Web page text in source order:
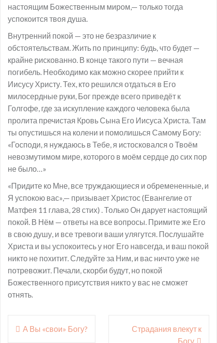
настоящим Божественным миром,— только тогда
успокоится твоя душа.
Внутренний покой — это не безразличие к
обстоятельствам. Жить по принципу: будь, что будет —
крайне рискованно. В конце такого пути — вечная
погибель. Необходимо как можно скорее прийти к
Иисусу Христу. Тех, кто решился отдаться в Его
милосердные руки, Бог прежде всего приведёт к
Голгофе, где за искупление каждого человека была
пролита пречистая Кровь Сына Его Иисуса Христа. Там
ты опустишься на колени и помолишься Самому Богу:
«Господи, я нуждаюсь в Тебе, я истосковался о Твоём
невозмутимом мире, которого в моём сердце до сих пор
не было…»
«Придите ко Мне, все труждающиеся и обремененные, и
Я успокою вас»,— призывает Христос (Евангелие от
Матфея 11 глава, 28 стих) . Только Он дарует настоящий
покой. В Нём — ответы на все вопросы. Примите же Его
в свою душу, и все тревоги ваши улягутся. Послушайте
Христа и вы успокоитесь у ног Его навсегда, и ваш покой
никто не похитит. Следуйте за Ним, и вас ничто уже не
потревожит. Печали, скорби будут, но покой
Божественного присутствия никто у вас не сможет
отнять.
Навигация
по А Вы «свои» Богу?
Страдания влекут к
Богу